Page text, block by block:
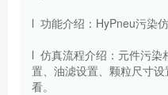
l 功能介绍：HyPneu污染
l 仿真流程介绍：元件污染
置、油滤设置、颗粒尺寸
看。